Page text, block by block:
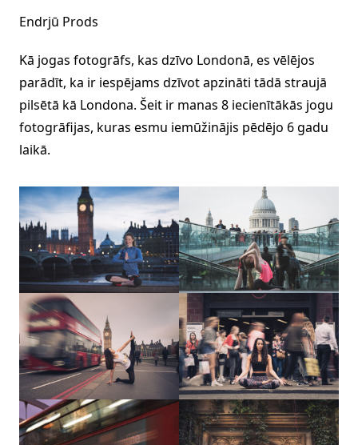
Endrjū Prods
Kā jogas fotogrāfs, kas dzīvo Londonā, es vēlējos
parādīt, ka ir iespējams dzīvot apzināti tādā straujā
pilsētā kā Londona. Šeit ir manas 8 iecienītākās jogu
fotogrāfijas, kuras esmu iemūžinājis pēdējo 6 gadu
laikā.